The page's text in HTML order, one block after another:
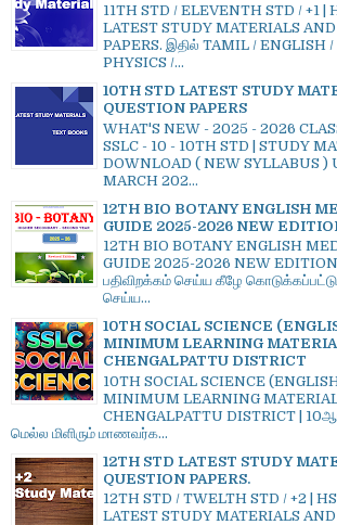
11TH STD / ELEVENTH STD / +1 |
LATEST STUDY MATERIALS
PAPERS. இதில் TAMIL / ENGLISH
PHYSICS /...
10TH STD LATEST STUDY
QUESTION PAPERS
WHAT'S NEW - 2025 - 2026
SSLC - 10 - 10TH STD | STUDY
DOWNLOAD ( NEW SYLLABUS )
MARCH 202...
12TH BIO BOTANY ENGLISH
GUIDE 2025-2026 NEW
12TH BIO BOTANY ENGLISH
GUIDE 2025-2026 NEW EDITION
பதிவிறக்கம் செய்ய கீழே
செய்ய...
10TH SOCIAL SCIENCE
MINIMUM LEARNING
CHENGALPATTU DISTRICT
10TH SOCIAL SCIENCE
MINIMUM LEARNING
CHENGALPATTU DISTRICT |
மெல்ல மிளிரும் மாணவர்க...
12TH STD LATEST STUDY
QUESTION PAPERS.
12TH STD / TWELTH STD / +2 |
LATEST STUDY MATERIALS